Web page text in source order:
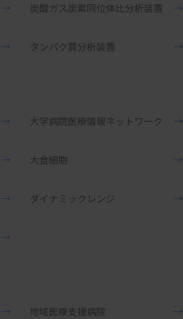
→ 炭酸ガス炭素同位体比分析装置 →
→ タンパク質分析装置 →
→ 大学病院医療情報ネットワーク →
→ 大食細胞 →
→ ダイナミックレンジ →
→
→ 地域医療支援病院 →